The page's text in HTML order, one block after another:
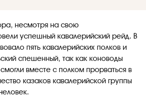
несмотря на свою
успешный кавалерийский рейд. В
пять кавалерийских полков и
спешенный, так как коноводы
вместе с полком прорваться в
казаков кавалерийской группы